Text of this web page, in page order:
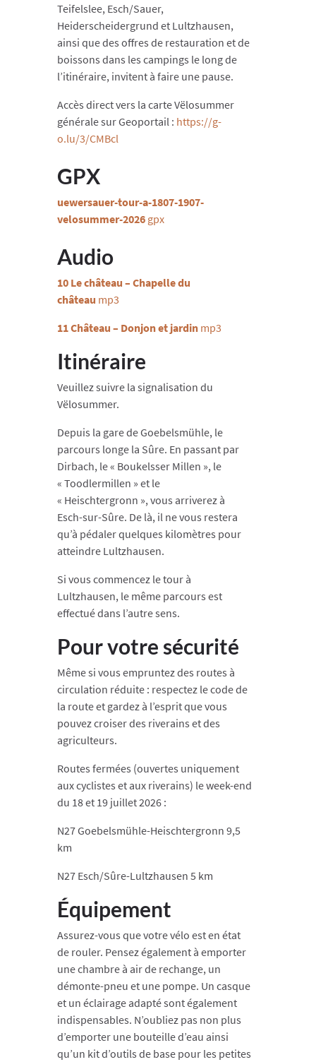
Teifelslee, Esch/Sauer,
Heiderscheidergrund et Lultzhausen,
ainsi que des offres de restauration et de
boissons dans les campings le long de
l’itinéraire, invitent à faire une pause.
Accès direct vers la carte Vëlosummer
générale sur Geoportail : https://g-
o.lu/3/CMBcl
GPX
uewersauer-tour-a-1807-1907-
velosummer-2026 gpx
Audio
10 Le château – Chapelle du
château mp3
11 Château – Donjon et jardin mp3
Itinéraire
Veuillez suivre la signalisation du
Vëlosummer.
Depuis la gare de Goebelsmühle, le
parcours longe la Sûre. En passant par
Dirbach, le « Boukelsser Millen », le
« Toodlermillen » et le
« Heischtergronn », vous arriverez à
Esch-sur-Sûre. De là, il ne vous restera
qu’à pédaler quelques kilomètres pour
atteindre Lultzhausen.
Si vous commencez le tour à
Lultzhausen, le même parcours est
effectué dans l’autre sens.
Pour votre sécurité
Même si vous empruntez des routes à
circulation réduite : respectez le code de
la route et gardez à l’esprit que vous
pouvez croiser des riverains et des
agriculteurs.
Routes fermées (ouvertes uniquement
aux cyclistes et aux riverains) le week-end
du 18 et 19 juillet 2026 :
N27 Goebelsmühle-Heischtergronn 9,5
km
N27 Esch/Sûre-Lultzhausen 5 km
Équipement
Assurez-vous que votre vélo est en état
de rouler. Pensez également à emporter
une chambre à air de rechange, un
démonte-pneu et une pompe. Un casque
et un éclairage adapté sont également
indispensables. N’oubliez pas non plus
d’emporter une bouteille d’eau ainsi
qu’un kit d’outils de base pour les petites